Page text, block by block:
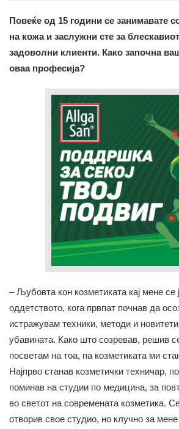
Повеќе од 15 години се занимавате
на кожа и заслужни сте за
задоволни клиенти. Како започна
оваа професија?
– Љубовта кон козметиката кај мене се
оддетството, кога првпат почнав да
истражувам техники, методи и
убавината. Како што созревав, решив
посветам на тоа, па козметиката ми
Најпрво станав козметички техничар,
поминав на студии по медицина, за
во светот на современата козметика.
отворив свое студио, но клучно за